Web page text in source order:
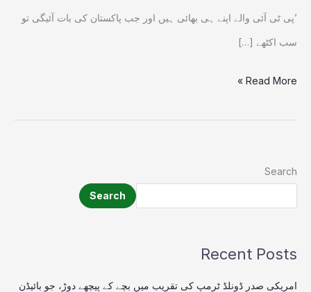
’پی ٹی آئی والے اپنے ہی بھائی ہیں اور جب پاکستان کی بات آئیگی تو
سب اکٹھے […]
Read More »
Search
Search
Recent Posts
امریکی صدر ڈونلڈ ٹرمپ کی تقریب میں بچے کے پیچھے دوڑ، جو بائیڈن